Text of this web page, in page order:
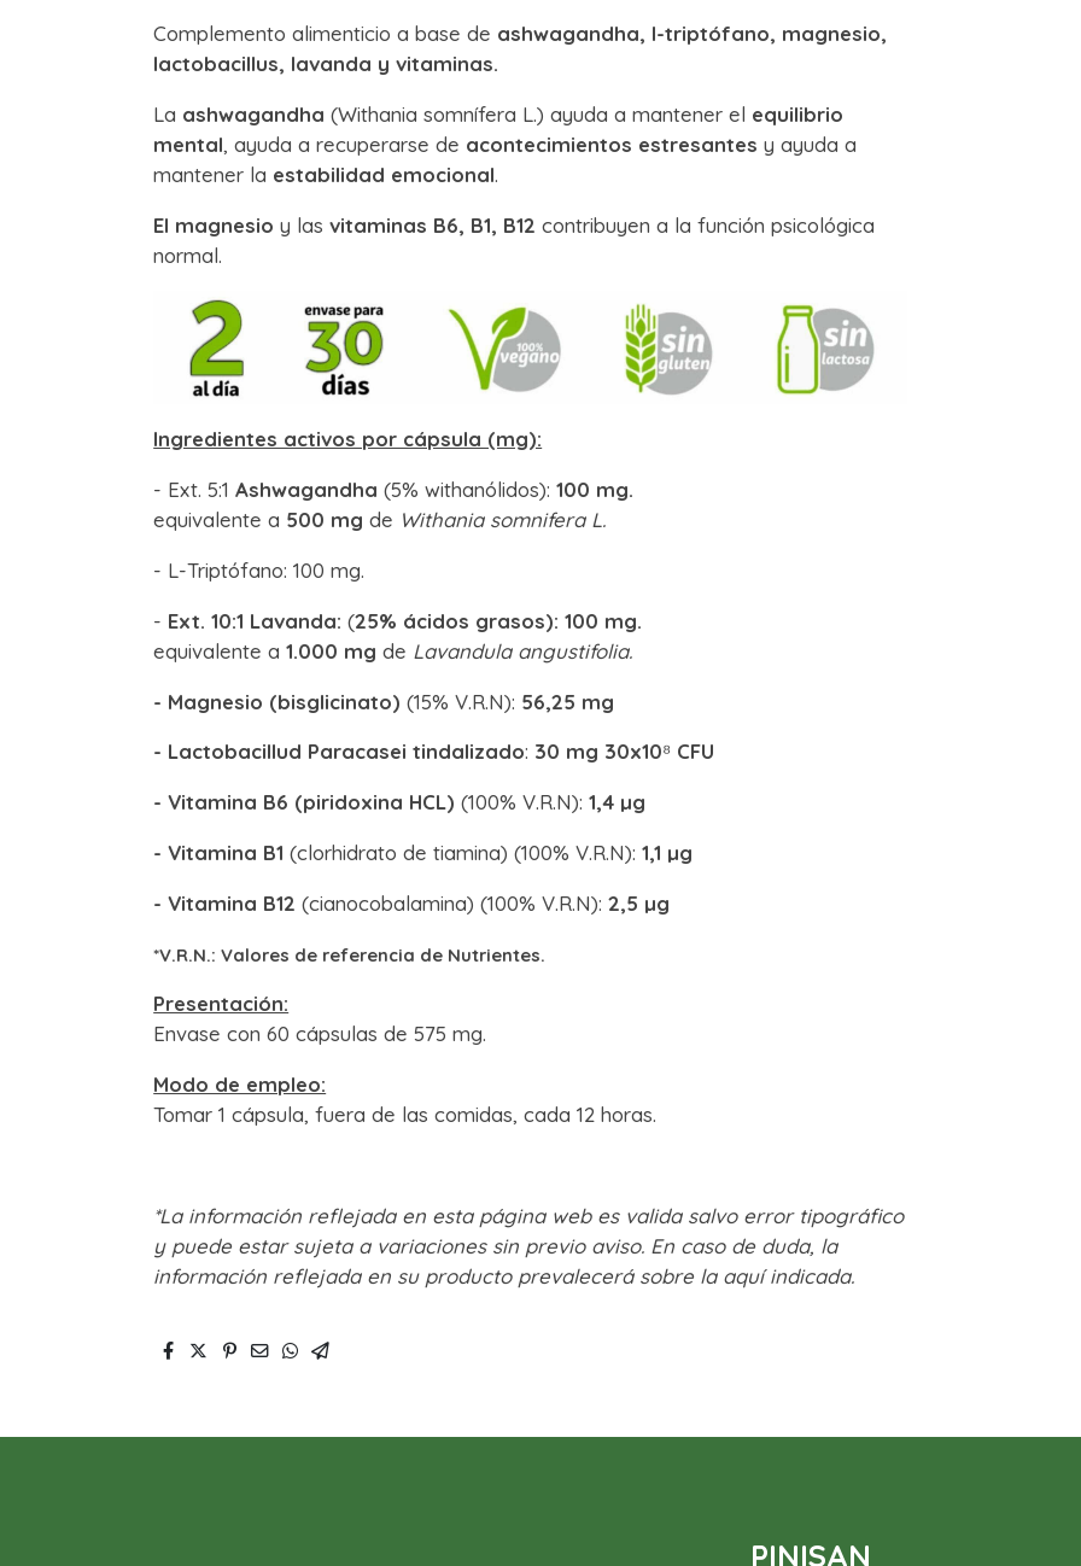
Complemento alimenticio a base de ashwagandha, l-triptófano, magnesio,
lactobacillus, lavanda y vitaminas.
La ashwagandha (Withania somnífera L.) ayuda a mantener el equilibrio
mental, ayuda a recuperarse de acontecimientos estresantes y ayuda a
mantener la estabilidad emocional.
El magnesio y lasvitaminas B6, B1, B12 contribuyen a la función psicológica
normal.
Ingredientes activos por cápsula (mg):
- Ext. 5:1Ashwagandha(5% withanólidos): 100 mg.
equivalente a 500 mg de Withania somnifera L.
- L-Triptófano: 100 mg.
- Ext. 10:1 Lavanda: (25% ácidos grasos): 100 mg.
equivalente a 1.000 mg de Lavandula angustifolia.
- Magnesio (bisglicinato) (15% V.R.N): 56,25 mg
- Lactobacillud Paracasei tindalizado: 30 mg 30x10⁸ CFU
-Vitamina B6 (piridoxina HCL) (100% V.R.N): 1,4 µg
- Vitamina B1(clorhidrato de tiamina) (100% V.R.N):1,1 µg
- Vitamina B12 (cianocobalamina) (100% V.R.N):2,5 µg
*V.R.N.: Valores de referencia de Nutrientes.
Presentación:
Envase con 60 cápsulas de 575 mg.
Modo de empleo:
Tomar 1 cápsula, fuera de las comidas, cada 12 horas.
*La información reflejada en esta página web es valida salvo error tipográfico
y puede estar sujeta a variaciones sin previo aviso. En caso de duda, la
información reflejada en su producto prevalecerá sobre la aquí indicada.
PINISAN